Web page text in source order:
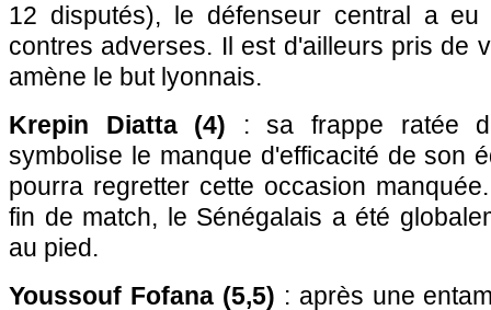
12 disputés), le défenseur central a
contres adverses. Il est d'ailleurs pris de
amène le but lyonnais.
Krepin Diatta (4) : sa frappe ratée
symbolise le manque d'efficacité de son
pourra regretter cette occasion
fin de match, le Sénégalais a été
au pied.
Youssouf Fofana (5,5) : après une